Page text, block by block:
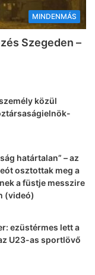
MINDENMÁS
Szegeden –
közül
határtalan” – az
osztottak meg a
a füstje messzire
(videó)
ezüstérmes lett a
U23-as sportlövő